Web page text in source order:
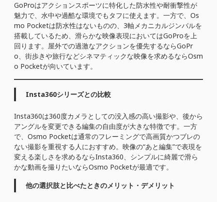
GoProはアクションスポーツに特化した防水性や耐衝撃性が
魅力で、水中や過酷な環境でもタフに使えます。一方で、Os
mo Pocketは防水性はないものの、3軸メカニカルジンバルを
搭載しているため、滑らかな映像表現においてはGoProを上
回ります。屋外での過激なアクションを優先するならGoPr
o、街歩きや旅行などシネマティックな映像を求めるならOsm
o Pocketが向いています。
Insta360シリーズとの比較
Insta360は360度カメラとしての没入感の高い撮影や、後から
アングルを変更できる編集の自由度が大きな特徴です。一方
で、Osmo Pocketは通常のフレーミングで高画質かつブレの
ない撮影を重視する人におすすめ。映像の“あと編集”で表現を
変える楽しさを求めるならInsta360、シンプルに綺麗で滑ら
かな動画を撮りたいならOsmo Pocketが最適です。
他の選択肢と比べたときのメリット・デメリット